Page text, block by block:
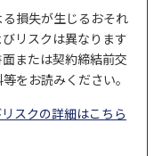
損失が生じるおそれ
リスクは異なります
または契約締結前交
をお読みください。
スクの詳細はこちら